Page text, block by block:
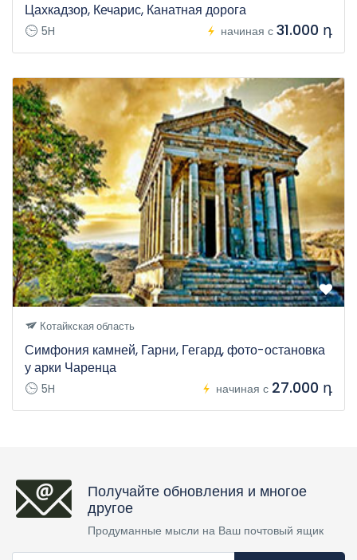
Цахкадзор, Кечарис, Канатная дорога
5H начиная с 31.000 դ
Котайкская область
Симфония камней, Гарни, Гегард, фото-остановка
у арки Чаренца
5H начиная с 27.000 դ
Получайте обновления и многое
другое
Продуманные мысли на Ваш почтовый ящик